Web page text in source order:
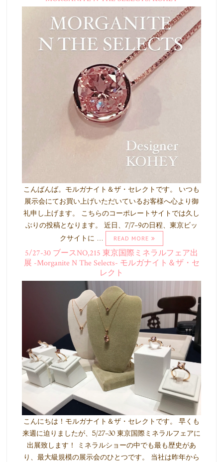
こんばんば。モルガナイト＆ザ・セレクトです。 いつも
展示会にてお買い上げいただいているお客様へ心より御
礼申し上げます。 こちらのコーポレートサイトでは久し
ぶりの投稿となります。 近日、7/7-9の日程、東京ビッ
クサイトに …
READ MORE
5/27-30 ブースNO,215 東京国際ミネラルフェア出
展 -Morganite N The Selects- モルガナイト＆ザ・セ
レクト
こんにちは！モルガナイト＆ザ・セレクトです。 早くも
来週に迫りましたが、5/27-30 東京国際ミネラルフェアに
出展致します！ ミネラルショーの中でも最も歴史があ
り、最大級規模の展示会のひとつです。 当社は昨年から